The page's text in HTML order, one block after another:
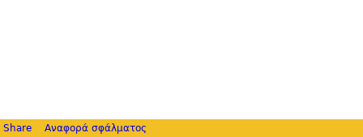
Share Αναφορά σφάλματος